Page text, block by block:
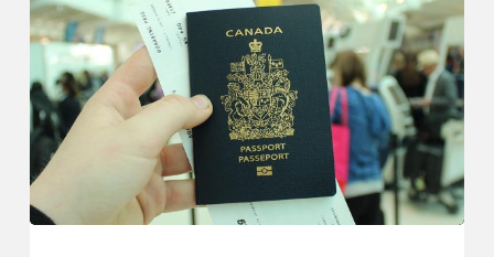
l’Alberta
d’ajouter
la
citoyenneté
sur
les
permis